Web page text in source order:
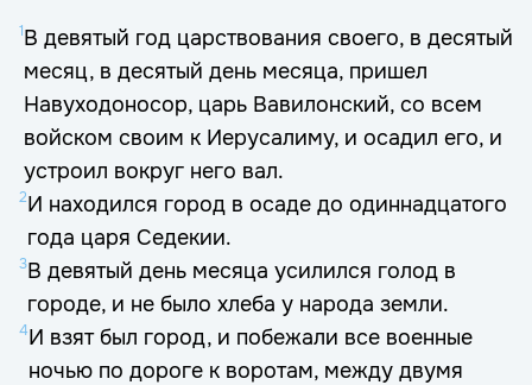
1В девятый год царствования своего, в десятый
месяц, в десятый день месяца, пришел
Навуходоносор, царь Вавилонский, со всем
войском своим к Иерусалиму, и осадил его, и
устроил вокруг него вал.
2И находился город в осаде до одиннадцатого
года царя Седекии.
3В девятый день месяца усилился голод в
городе, и не было хлеба у народа земли.
4И взят был город, и побежали все военные
ночью по дороге к воротам, между двумя